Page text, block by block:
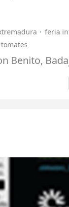
feria
tomates
Benito,